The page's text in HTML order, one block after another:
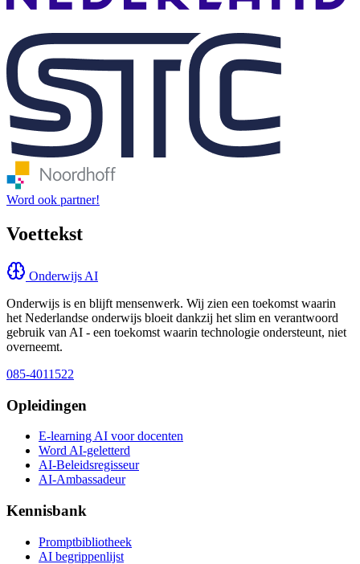
Word ook partner!
Voettekst
Onderwijs AI
Onderwijs is en blijft mensenwerk. Wij zien een toekomst waarin
het Nederlandse onderwijs bloeit dankzij het slim en verantwoord
gebruik van AI - een toekomst waarin technologie ondersteunt, niet
overneemt.
085-4011522
Opleidingen
E-learning AI voor docenten
Word AI-geletterd
AI-Beleidsregisseur
AI-Ambassadeur
Kennisbank
Promptbibliotheek
AI begrippenlijst